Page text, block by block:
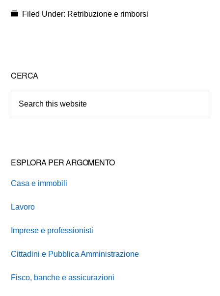
Filed Under: Retribuzione e rimborsi
Primary
Sidebar
CERCA
ESPLORA PER ARGOMENTO
Casa e immobili
Lavoro
Imprese e professionisti
Cittadini e Pubblica Amministrazione
Fisco, banche e assicurazioni